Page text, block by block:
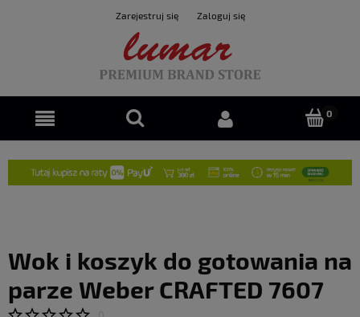
Zarejestruj się Zaloguj się
Wok i koszyk do gotowania na
parze Weber CRAFTED 7607